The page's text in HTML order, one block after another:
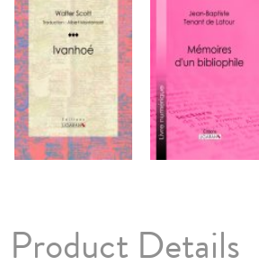
Product Details